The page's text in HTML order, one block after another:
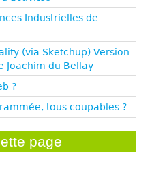
Industrielles de
(via Sketchup) Version
Joachim du Bellay
?
tous coupables ?
page